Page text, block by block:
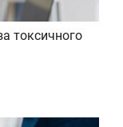
токсичного